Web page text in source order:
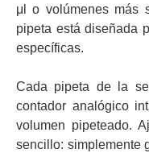
μl o volúmenes más
pipeta está diseñada
específicas.
Cada pipeta de la
contador analógico
volumen pipeteado.
sencillo: simplemente